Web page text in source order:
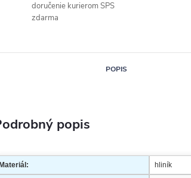
doručenie kurierom SPS
zdarma
POPIS
popis
hliník